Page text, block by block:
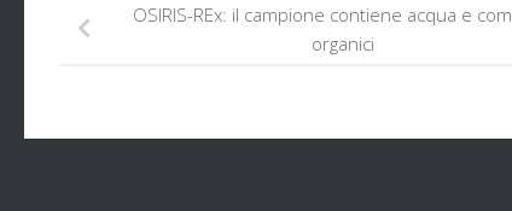
OSIRIS-REx: il campione contiene acqua e
organici